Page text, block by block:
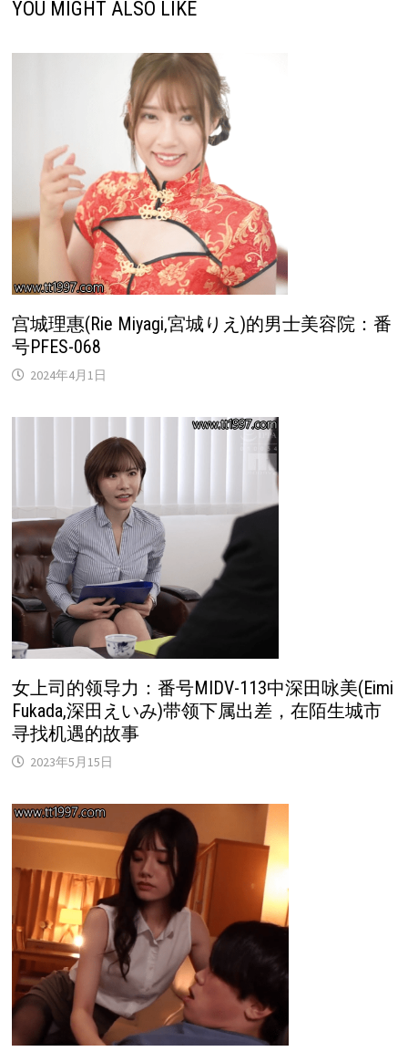
YOU MIGHT ALSO LIKE
宫城理惠(Rie Miyagi,宮城りえ)的男士美容院：番
号PFES-068
2024年4月1日
女上司的领导力：番号MIDV-113中深田咏美(Eimi
Fukada,深田えいみ)带领下属出差，在陌生城市
寻找机遇的故事
2023年5月15日